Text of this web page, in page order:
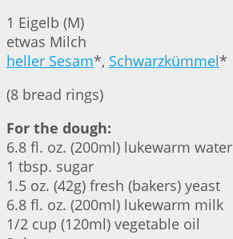
1 Eigelb (M)
etwas Milch
heller Sesam*, Schwarzkümmel*
(8 bread rings)
For the dough:
6.8 fl. oz. (200ml) lukewarm water
1 tbsp. sugar
1.5 oz. (42g) fresh (bakers) yeast
6.8 fl. oz. (200ml) lukewarm milk
1/2 cup (120ml) vegetable oil